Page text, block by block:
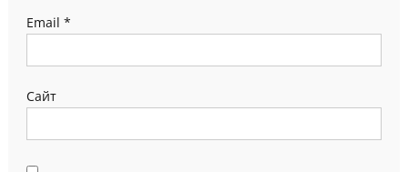
Email *
Сайт